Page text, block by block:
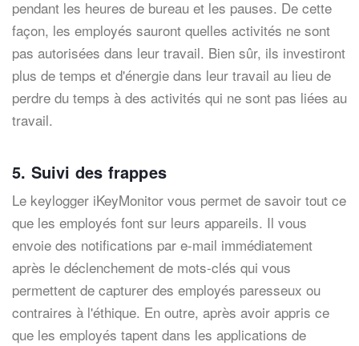
pendant les heures de bureau et les pauses. De cette
façon, les employés sauront quelles activités ne sont
pas autorisées dans leur travail. Bien sûr, ils investiront
plus de temps et d'énergie dans leur travail au lieu de
perdre du temps à des activités qui ne sont pas liées au
travail.
5. Suivi des frappes
Le keylogger iKeyMonitor vous permet de savoir tout ce
que les employés font sur leurs appareils. Il vous
envoie des notifications par e-mail immédiatement
après le déclenchement de mots-clés qui vous
permettent de capturer des employés paresseux ou
contraires à l'éthique. En outre, après avoir appris ce
que les employés tapent dans les applications de